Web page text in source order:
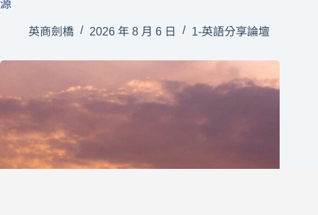
源
英商劍橋 2026 年 8 月 6 日 1-英語分享論壇